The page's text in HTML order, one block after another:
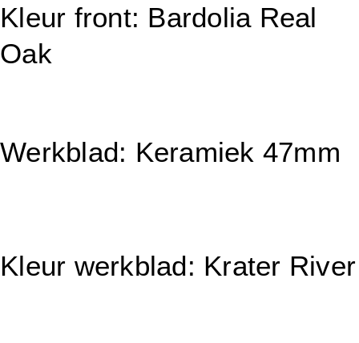
Kleur front: Bardolia Real
Oak
Werkblad: Keramiek 47mm
Kleur werkblad: Krater River